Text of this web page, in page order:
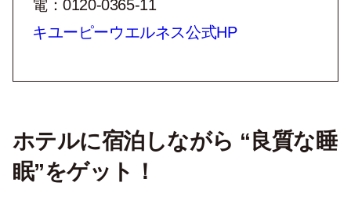
電：0120-0365-11
キユーピーウエルネス公式HP
ホテルに宿泊しながら “良質な睡
眠”をゲット！